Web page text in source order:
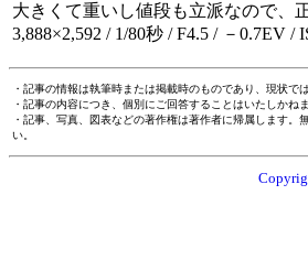
大きくて重いし値段も立派なので、
3,888×2,592 / 1/80秒 / F4.5 / －0.7EV /
・記事の情報は執筆時または掲載時のものであり、現状で
・記事の内容につき、個別にご回答することはいたしかねま
・記事、写真、図表などの著作権は著作者に帰属します
い。